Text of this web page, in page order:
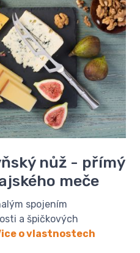
nůž - přímý
meče
spojením
a špičkových
o vlastnostech